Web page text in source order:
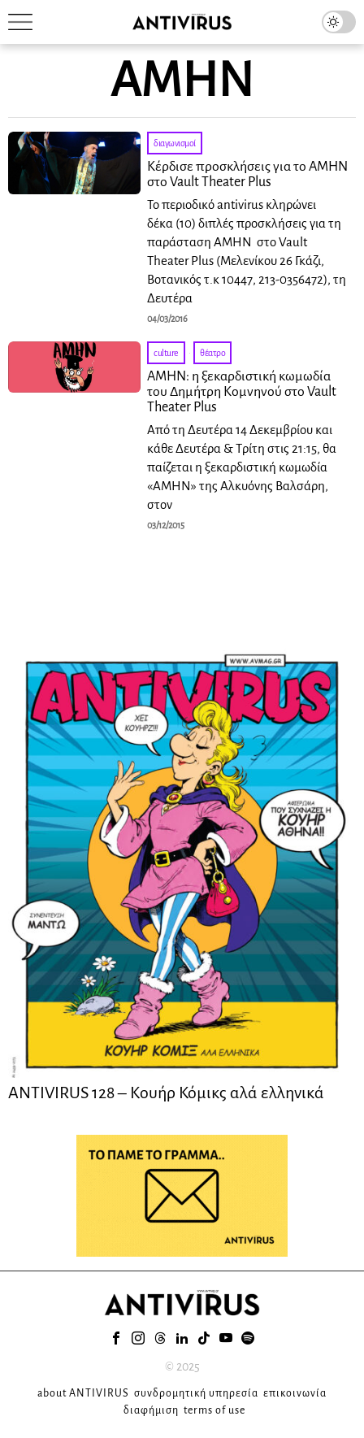
ΑΜΗΝ
διαγωνισμοί
Κέρδισε προσκλήσεις για το ΑΜΗΝ
στο Vault Theater Plus
Το περιοδικό antivirus κληρώνει
δέκα (10) διπλές προσκλήσεις για τη
παράσταση ΑΜΗΝ στο Vault
Theater Plus (Μελενίκου 26 Γκάζι,
Βοτανικός τ.κ 10447, 213-0356472), τη
Δευτέρα
04/03/2016
culture · θέατρο
ΑΜΗΝ: η ξεκαρδιστική κωμωδία
του Δημήτρη Κομνηνού στο Vault
Theater Plus
Από τη Δευτέρα 14 Δεκεμβρίου και
κάθε Δευτέρα & Τρίτη στις 21:15, θα
παίζεται η ξεκαρδιστική κωμωδία
«ΑΜΗΝ» της Αλκυόνης Βαλσάρη,
στον
03/12/2015
ANTIVIRUS 128 – Kουήρ Κόμικς αλά ελληνικά
© 2025
about ANTIVIRUS συνδρομητική υπηρεσία επικοινωνία
διαφήμιση terms of use